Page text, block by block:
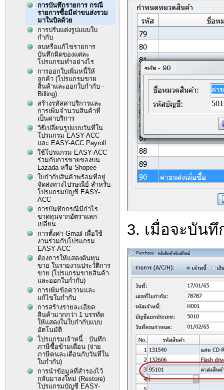
การบันทึกรายการ กรณี
รายการซื้อมีค่าขนส่งรวม
มาในบิลด้วย
การปรับแต่งรูปแบบใบ
กำกับ
ลบหรือแก้ไขรายการ
บันทึกผิดของแต่ละ
โปรแกรมทำอย่างไร
การออกใบเพิ่มหนี้ให้
ลูกค้า (โปรแกรมขาย
สินค้าและออกใบกำกับ -
Billing)
สร้างรหัสค่าบริการและ
การเพิ่มจำนวนสินค้าที่
เป็นค่าบริการ
วิธีเปลี่ยนรูปแบบวันที่ใน
โปรแกรม EASY-ACC
และ EASY-ACC Payroll
ใช้โปรแกรม EASY-ACC
ร่วมกับการขายของบน
Lazada หรือ Shopee
ใบกำกับสินค้าพร้อมที่อยู่
จัดส่งทางไปรษณีย์ สำหรับ
โปรแกรมบัญชี EASY-
ACC
การบันทึกกรณีมีกำไร
ขาดทุนจากอัตราแลก
เปลี่ยน
การตั้งค่า Gmail เพื่อใช้
งานร่วมกับโปรแกรม
EASY-ACC
ต้องการให้แสดงต้นทุน
ขาย ในรายงานประวัติการ
ขาย (โปรแกรมขายสินค้า
และออกใบกำกับ)
การเพิ่มข้อความและ
แก้ไขใบกำกับ
การสร้างรายละเอียด
สินค้ามากกว่า 1 บรรทัด
ให้แสดงในใบกำกับแบบ
อัตโนมัติ
โปรแกรมเจ้าหนี้ : บันทึก
ภาษีซื้อข้ามเดือน (จ่าย
ภาษีคนละเดือนกับวันที่ใน
ใบกำกับ)
การนำข้อมูลที่สำรองไว้
กลับมาลงใหม่ (Restore)
โปรแกรมบัญชี EASY-
3. เมื่อจะบัน